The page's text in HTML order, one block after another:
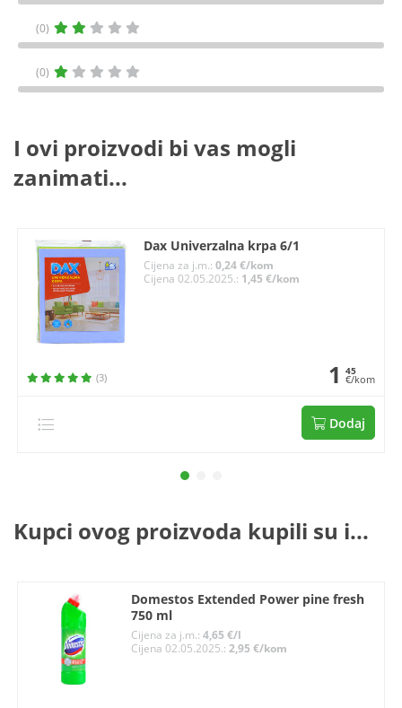
(0)
(0)
I ovi proizvodi bi vas mogli
zanimati...
Dax Univerzalna krpa 6/1
Cijena za j.m.:0,24 €/kom
Cijena 02.05.2025.: 1,45 €/kom
(3) 1 45
€/kom
Dodaj
Kupci ovog proizvoda kupili su i...
Domestos Extended Power pine fresh
750 ml
Cijena za j.m.: 4,65 €/l
Cijena 02.05.2025.: 2,95 €/kom